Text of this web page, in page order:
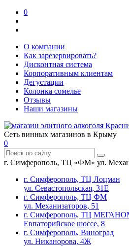
0
О компании
Как зарезервировать?
Дисконтная система
Корпоративным клиентам
Дегустации
Колонка сомелье
Отзывы
Наши магазины
Сеть винных магазинов в Крыму
0
г. Симферополь, ТЦ «ФМ» ул.
г. Симферополь, ТЦ Лоцман
ул. Севастопольская, 31Е
г. Симферополь, ТЦ ФМ
ул. Механизаторов, 51
г. Симферополь, ТЦ
Евпаторийское шоссе, 8
г. Симферополь, Виноград
ул. Никанорова, 4Ж